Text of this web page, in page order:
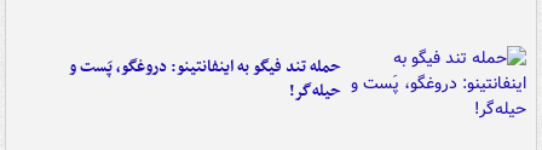
حمله تند فیگو به اینفانتینو: دروغگو، پَست‌ و
حیله‌گر!